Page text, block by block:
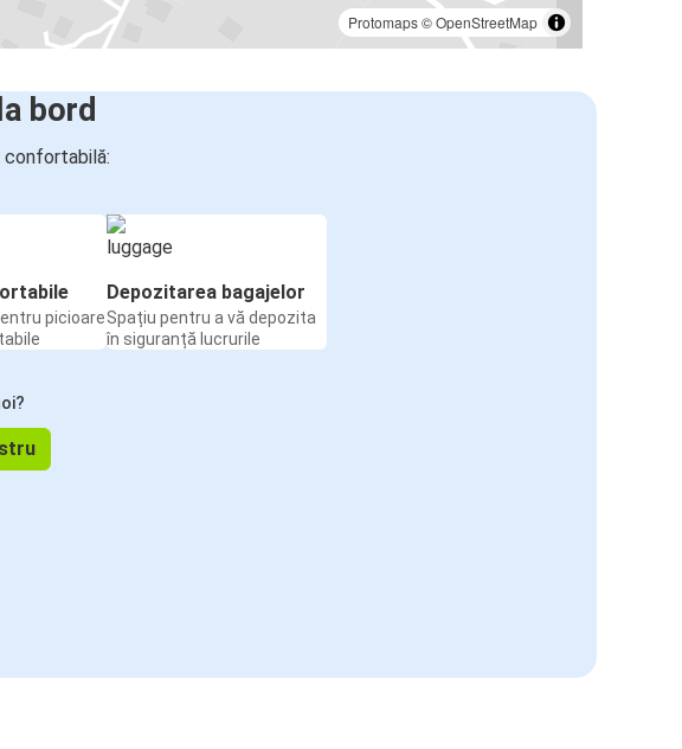
Protomaps©OpenStreetMap
bord
confortabilă:
picioare
Depozitarea bagajelor
Spațiu pentru a vă depozita
în siguranță lucrurile